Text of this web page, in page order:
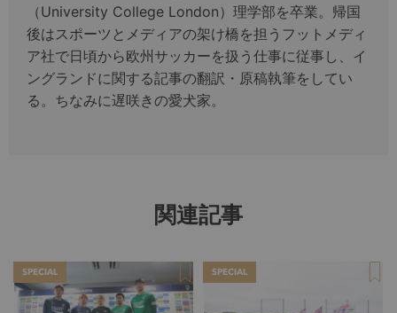
（University College London）理学部を卒業。帰国
後はスポーツとメディアの架け橋を担うフットメディ
ア社で日頃から欧州サッカーを扱う仕事に従事し、イ
ングランドに関する記事の翻訳・原稿執筆をしてい
る。ちなみに遅咲きの愛犬家。
関連記事
SPECIAL SPECIAL